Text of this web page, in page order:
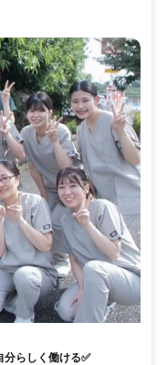
分らしく働ける✅